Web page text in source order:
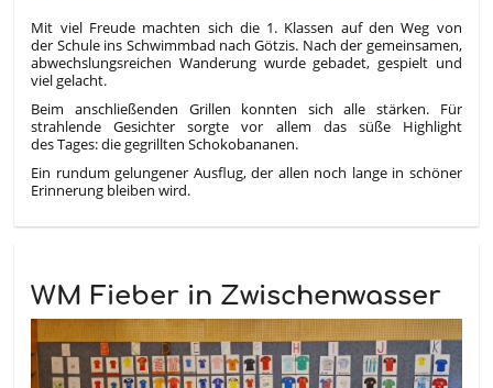
Mit viel Freude machten sich die 1. Klassen auf den Weg von
der Schule ins Schwimmbad nach Götzis. Nach der gemeinsamen,
abwechslungsreichen Wanderung wurde gebadet, gespielt und
viel gelacht.
Beim anschließenden Grillen konnten sich alle stärken. Für
strahlende Gesichter sorgte vor allem das süße Highlight
des Tages: die gegrillten Schokobananen.
Ein rundum gelungener Ausflug, der allen noch lange in schöner
Erinnerung bleiben wird.
WM Fieber in Zwischenwasser